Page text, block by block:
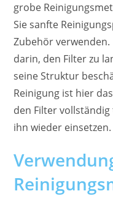
grobe
Sie sanfte
Zubehör
darin, den Filter zu
seine Struktur
Reinigung ist hier
den Filter
ihn wieder einsetzen.